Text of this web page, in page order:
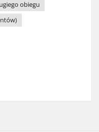
obiegu